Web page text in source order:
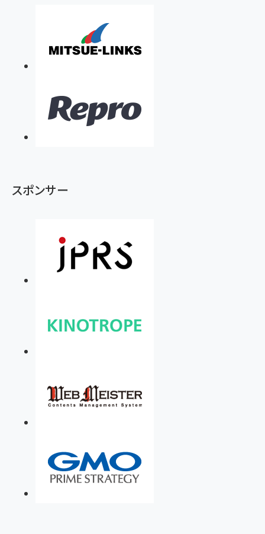
スポンサー